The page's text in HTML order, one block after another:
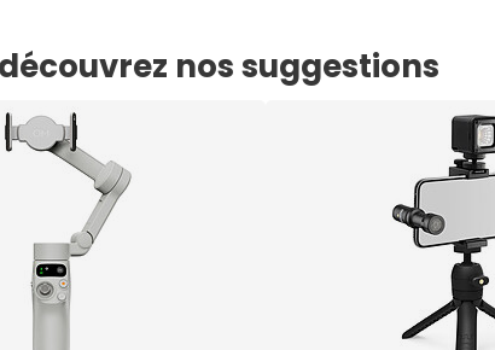
nos suggestions